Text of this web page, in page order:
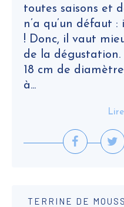
toutes saisons et
n’a qu’un défaut
! Donc, il vaut
de la dégustation.
18 cm de
à...
TERRINE DE